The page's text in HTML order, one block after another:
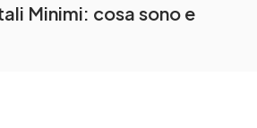
Minimi: cosa sono e